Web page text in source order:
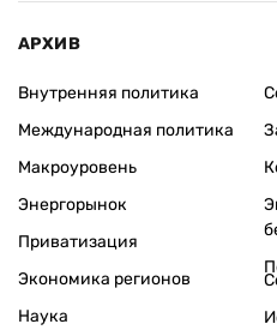
АРХИВ
Внутренняя политика
Международная политика
Макроуровень
Энергорынок
Приватизация
Экономика регионов
Наука